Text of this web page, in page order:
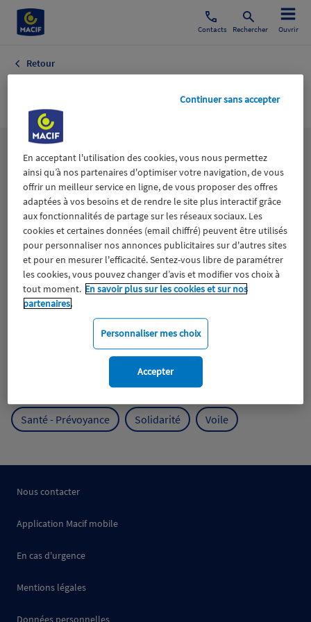
Contacts Rechercher Ouvrir
Retour
Lesthématiques
Aidants Catastrophes naturelles Climat
ESS
Expérience clients Fondation Macif Jeunesse
Mobilité
Protection de l'environnement
Protection des océans Prévention
Santé - Prévoyance Solidarité Voile
Nous contacter
Application Macif mobile
En cas d'urgence
Mentions légales
Données personnelles
En acceptant l'utilisation des cookies, vous nous permettez
ainsi qu’à nos partenaires d'optimiser votre navigation, de vous
offrir un meilleur service en ligne, de vous proposer des offres
adaptées à vos besoins et de rendre le site plus interactif grâce
aux fonctionnalités de partage sur les réseaux sociaux. Les
cookies et certaines données (email chiffré) peuvent être utilisés
pour personnaliser nos annonces publicitaires sur d'autres sites
et pour en mesurer l'efficacité. Sentez-vous libre de paramétrer
les cookies, vous pouvez changer d’avis et modifier vos choix à
tout moment. En savoir plus sur les cookies et sur nos
partenaires.
Personnaliser mes choix
Continuer sans accepter
Accepter